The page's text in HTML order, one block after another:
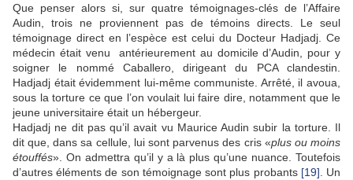
Que penser alors si, sur quatre témoignages-clés de l’Affaire
Audin, trois ne proviennent pas de témoins directs. Le seul
témoignage direct en l’espèce est celui du Docteur Hadjadj. Ce
médecin était venu antérieurement au domicile d’Audin, pour y
soigner le nommé Caballero, dirigeant du PCA clandestin.
Hadjadj était évidemment lui-même communiste. Arrêté, il avoua,
sous la torture ce que l’on voulait lui faire dire, notamment que le
jeune universitaire était un hébergeur.
Hadjadj ne dit pas qu’il avait vu Maurice Audin subir la torture. Il
dit que, dans sa cellule, lui sont parvenus des cris «plus ou moins
étouffés». On admettra qu’il y a là plus qu’une nuance. Toutefois
d’autres éléments de son témoignage sont plus probants [19] . Un